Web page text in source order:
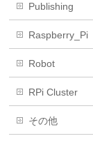
Publishing
Raspberry_Pi
Robot
RPi Cluster
その他